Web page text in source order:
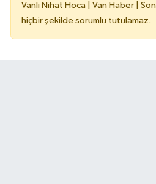
Vanlı Nihat Hoca | Van Haber |
hiçbir şekilde sorumlu tutulamaz.